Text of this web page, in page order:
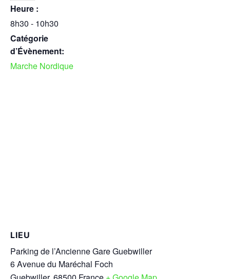
Heure :
8h30 - 10h30
Catégorie
d’Évènement:
Marche Nordique
LIEU
Parking de l’Ancienne Gare Guebwiller
6 Avenue du Maréchal Foch